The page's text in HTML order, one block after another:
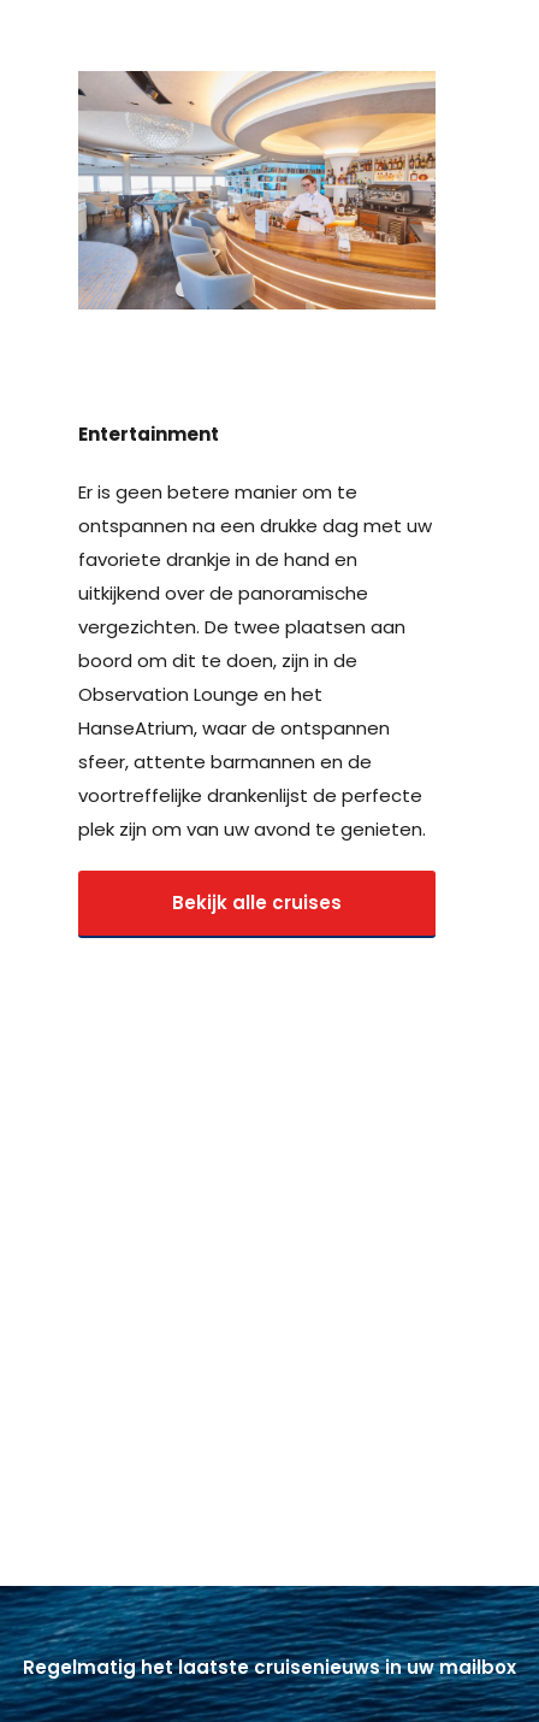
Entertainment
Er is geen betere manier om te
ontspannen na een drukke dag met uw
favoriete drankje in de hand en
uitkijkend over de panoramische
vergezichten. De twee plaatsen aan
boord om dit te doen, zijn in de
Observation Lounge en het
HanseAtrium, waar de ontspannen
sfeer, attente barmannen en de
voortreffelijke drankenlijst de perfecte
plek zijn om van uw avond te genieten.
Bekijk alle cruises
Regelmatig het laatste cruisenieuws in uw mailbox